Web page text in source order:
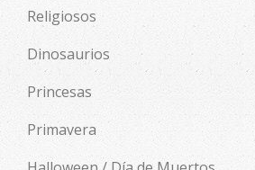
Religiosos
Dinosaurios
Princesas
Primavera